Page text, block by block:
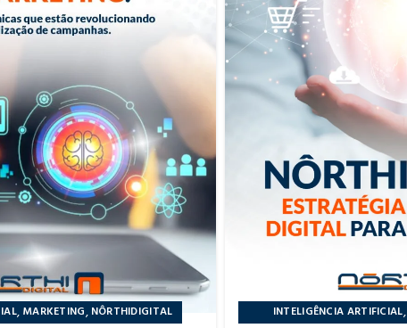
, MARKETING, NÔRTHIDIGITAL INTELIGÊNCIA ARTIFICIAL,